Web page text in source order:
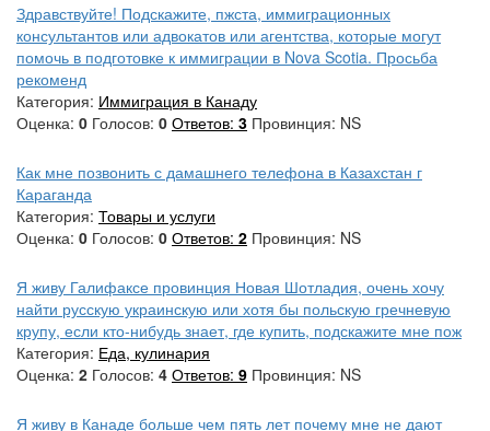
Здравствуйте! Подскажите, пжста, иммиграционных
консультантов или адвокатов или агентства, которые могут
помочь в подготовке к иммиграции в Nova Scotia. Просьба
рекоменд
Категория: Иммиграция в Канаду
Оценка: 0 Голосов: 0 Ответов: 3 Провинция: NS
Как мне позвонить с дамашнего телефона в Казахстан г
Караганда
Категория: Товары и услуги
Оценка: 0 Голосов: 0 Ответов: 2 Провинция: NS
Я живу Галифаксе провинция Новая Шотладия, очень хочу
найти русскую украинскую или хотя бы польскую гречневую
крупу, если кто-нибудь знает, где купить, подскажите мне пож
Категория: Еда, кулинария
Оценка: 2 Голосов: 4 Ответов: 9 Провинция: NS
Я живу в Канаде больше чем пять лет почему мне не дают